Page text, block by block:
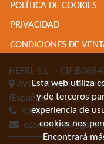
POLÍTICA DE COOKIES
PRIVACIDAD
CONDICIONES DE
HEFRI, S.L. -
AVDA TORRASSA
(España)
934622471
Esta web utiliza
y de terceros
experiencia de
cookies nos
Encontrará